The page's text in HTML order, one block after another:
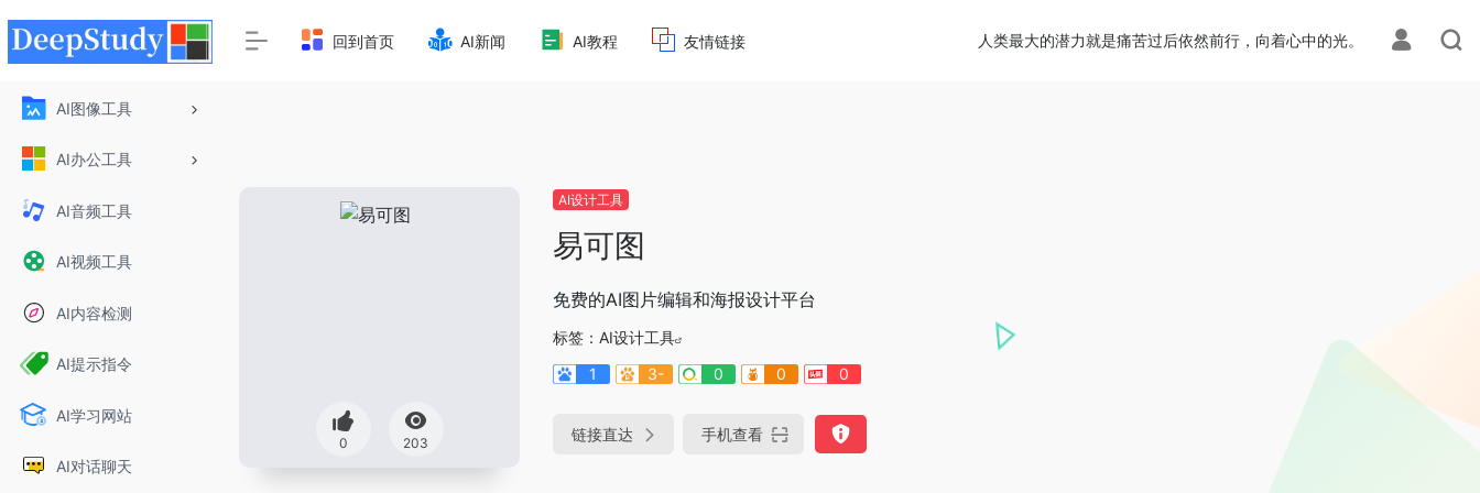
AI图像工具
AI办公工具
AI音频工具
AI视频工具
AI内容检测
AI提示指令
AI学习网站
AI对话聊天
回到首页 AI新闻 AI教程 友情链接 人类最大的潜力就是痛苦过后依然前行，向着心中的光。
0 203
AI设计工具
易可图
免费的AI图片编辑和海报设计平台
标签： AI设计工具
1
3- 0 0 0
链接直达 手机查看